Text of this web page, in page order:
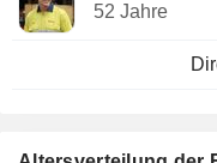
52 Jahre